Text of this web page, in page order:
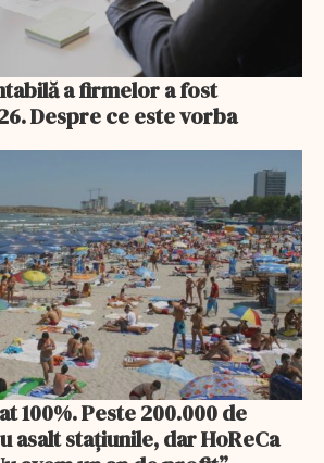
a firmelor a fost
Despre ce este vorba
100%. Peste 200.000 de
asalt stațiunile, dar HoReCa